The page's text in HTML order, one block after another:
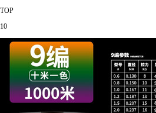
TOP
10